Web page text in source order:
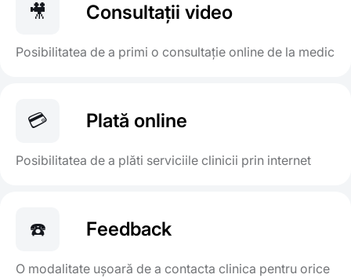
🎥 Consultații video
Posibilitatea de a primi o consultație online de la medic
💳 Plată online
Posibilitatea de a plăti serviciile clinicii prin internet
☎️ Feedback
O modalitate ușoară de a contacta clinica pentru orice